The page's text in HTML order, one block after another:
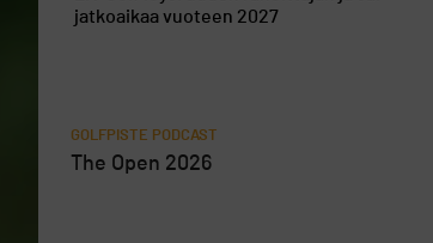
jatkoaikaa vuoteen 2027
GOLFPISTE PODCAST
The Open 2026